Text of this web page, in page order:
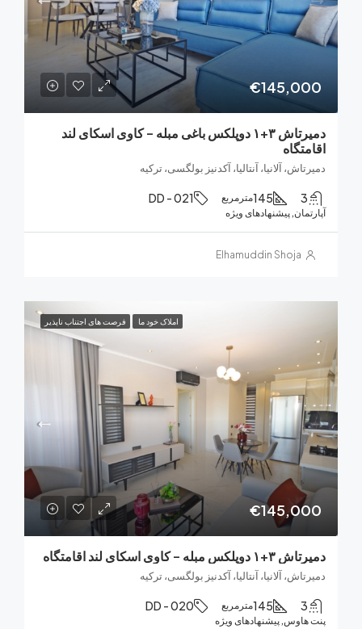
دمیرتاش ۳+۱ دوپلکس باغی مبله – کاوی اسکای لند
آلانیا، آنتالیا، آکدنیز بولگسی، ترکیه
145 مترمربع DD - 021
پیشنهادهای ویژه
Elhamuddin Shoja
فرصت های اجتناب ناپذیر
آلانیا، آنتالیا، آکدنیز بولگسی، ترکیه
145 مترمربع DD - 020
پیشنهادهای ویژه